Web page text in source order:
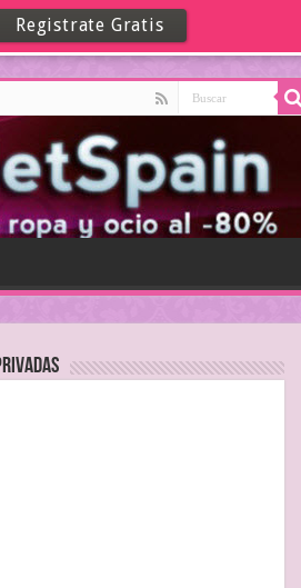
Registrate Gratis